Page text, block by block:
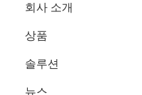
회사 소개
상품
솔루션
뉴스